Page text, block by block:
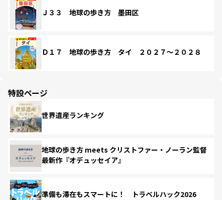
Ｊ３３ 地球の歩き方 墨田区
Ｄ１７ 地球の歩き方 タイ ２０２７～２０２８
特設ページ
世界遺産ランキング
地球の歩き方 meets クリストファー・ノーラン監督
最新作『オデュッセイア』
準備も滞在もスマートに！ トラベルハック2026